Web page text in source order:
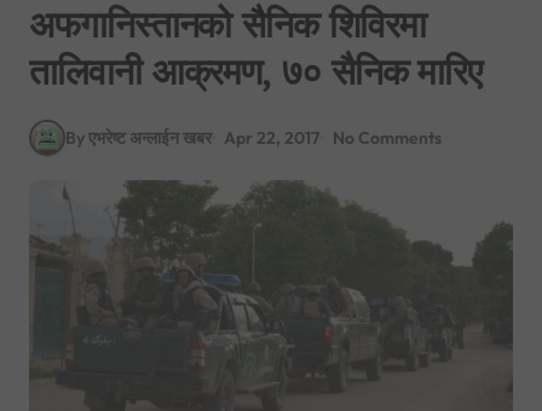
अफगानिस्तानको सैनिक शिविरमा
तालिवानी आक्रमण, ७० सैनिक मारिए
By एभरेष्ट अन्लाईन खबर Apr 22, 2017 No Comments